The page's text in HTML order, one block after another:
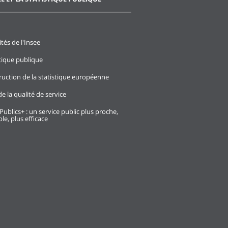
de l'Insee
publique
de la statistique européenne
la qualité de service
: un service public plus proche,
plus efficace